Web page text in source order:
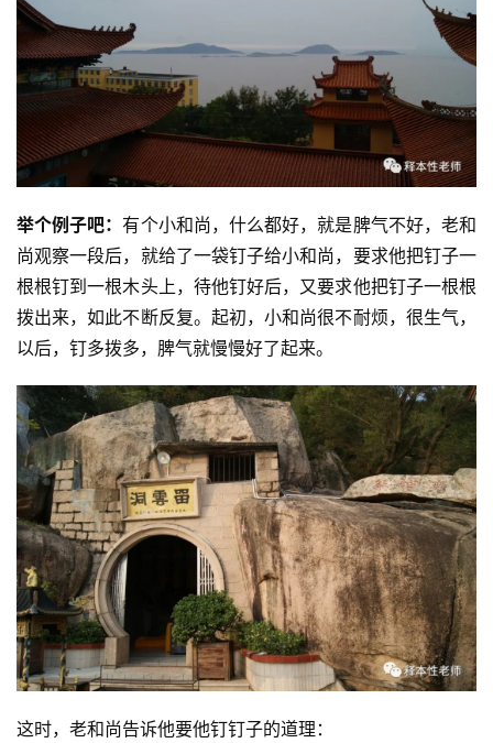
举个例子吧：有个小和尚，什么都好，就是脾气不好，老和
尚观察一段后，就给了一袋钉子给小和尚，要求他把钉子一
根根钉到一根木头上，待他钉好后，又要求他把钉子一根根
拨出来，如此不断反复。起初，小和尚很不耐烦，很生气，
以后，钉多拨多，脾气就慢慢好了起来。
这时，老和尚告诉他要他钉钉子的道理：